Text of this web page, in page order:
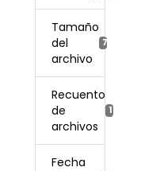
Tamaño
del
archivo
759.63 KB
Recuento
de
archivos
1
Fecha